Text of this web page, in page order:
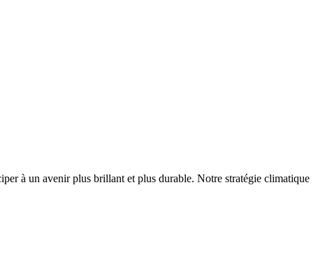
à un avenir plus brillant et plus durable. Notre stratégie climatique